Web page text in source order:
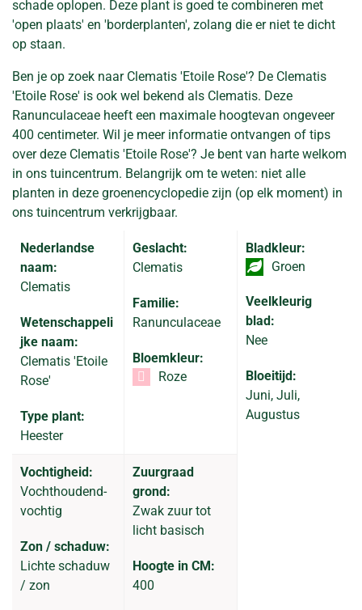
schade oplopen. Deze plant is goed te combineren met
'open plaats' en 'borderplanten', zolang die er niet te dicht
op staan.
Ben je op zoek naar Clematis 'Etoile Rose'? De Clematis
'Etoile Rose' is ook wel bekend als Clematis. Deze
Ranunculaceae heeft een maximale hoogtevan ongeveer
400 centimeter. Wil je meer informatie ontvangen of tips
over deze Clematis 'Etoile Rose'? Je bent van harte welkom
in ons tuincentrum. Belangrijk om te weten: niet alle
planten in deze groenencyclopedie zijn (op elk moment) in
ons tuincentrum verkrijgbaar.
Nederlandse
naam:
Clematis
Wetenschappeli
jke naam:
Clematis 'Etoile
Rose'
Type plant:
Heester
Geslacht:
Clematis
Familie:
Ranunculaceae
Bloemkleur:
Roze
Bladkleur:
Groen
Veelkleurig
blad:
Nee
Bloeitijd:
Juni, Juli,
Augustus
Vochtigheid:
Vochthoudend-
vochtig
Zon / schaduw:
Lichte schaduw
/ zon
Zuurgraad
grond:
Zwak zuur tot
licht basisch
Hoogte in CM:
400